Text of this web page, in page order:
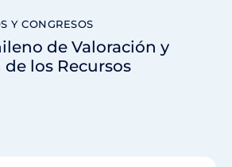
Y CONGRESOS
de Valoración y
los Recursos